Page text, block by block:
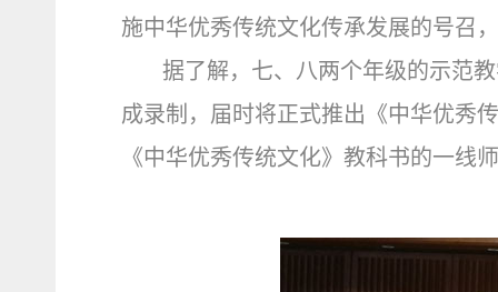
施中华优秀传统文化传承发展的号召
据了解，七、八两个年级的示范
成录制，届时将正式推出《中华优秀
《中华优秀传统文化》教科书的一线